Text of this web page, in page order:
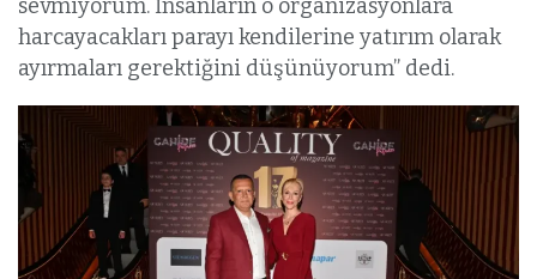
sevmiyorum. İnsanların o organizasyonlara
harcayacakları parayı kendilerine yatırım olarak
ayırmaları gerektiğini düşünüyorum” dedi.